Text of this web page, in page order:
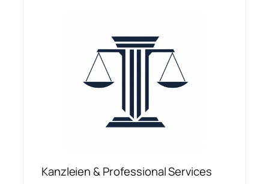
Kanzleien & Professional Services